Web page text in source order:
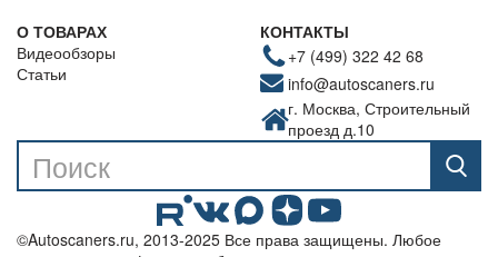
О ТОВАРАХ
Видеообзоры
Статьи
КОНТАКТЫ
+7 (499) 322 42 68
info@autoscaners.ru
г. Москва, Строительный
проезд д.10
©Autoscaners.ru, 2013-2025 Все права защищены. Любое